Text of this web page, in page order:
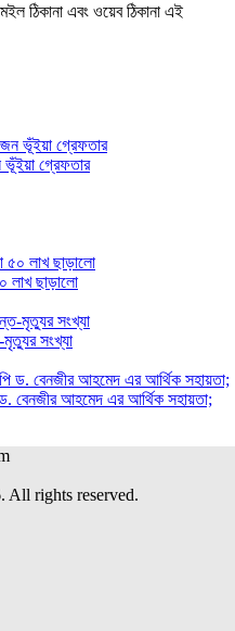
ঠিকানা এবং ওয়েব ঠিকানা এই
ভূঁইয়া গ্রেফতার
লাখ ছাড়ালো
সংখ্যা
বেনজীর আহমেদ এর আর্থিক সহায়তা;
All rights reserved.